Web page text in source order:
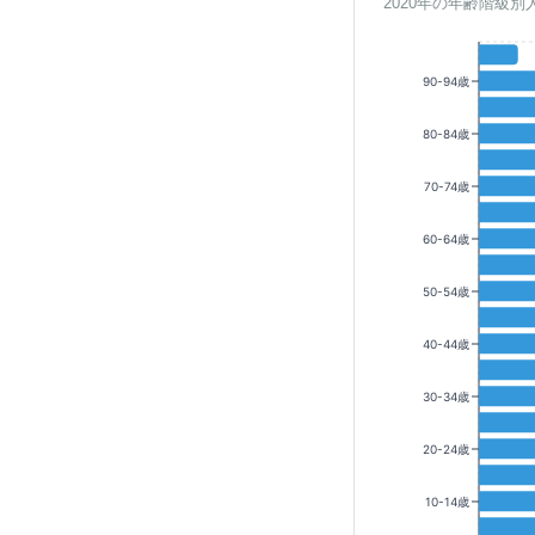
90-94歳
80-84歳
70-74歳
60-64歳
50-54歳
40-44歳
30-34歳
20-24歳
10-14歳